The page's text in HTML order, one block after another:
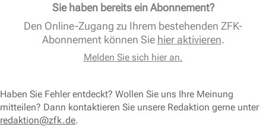
Sie haben bereits ein Abonnement?
Den Online-Zugang zu Ihrem bestehenden ZFK-
Abonnement können Sie hier aktivieren.
Melden Sie sich hier an.
Haben Sie Fehler entdeckt? Wollen Sie uns Ihre Meinung
mitteilen? Dann kontaktieren Sie unsere Redaktion gerne unter
redaktion@zfk.de.